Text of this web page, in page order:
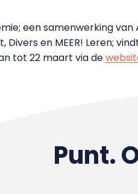
een samenwerking van
Divers en MEER! Leren;
tot 22 maart viade
Punt.